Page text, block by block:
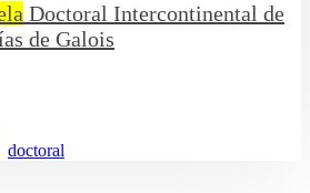
Doctoral Intercontinental de
de Galois
doctoral